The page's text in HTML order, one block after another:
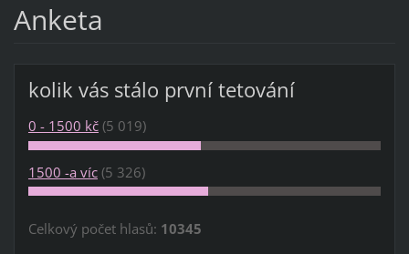
Anketa
kolik vás stálo první tetování
0 - 1500 kč (5 019)
1500 -a víc (5 326)
Celkový počet hlasů: 10345